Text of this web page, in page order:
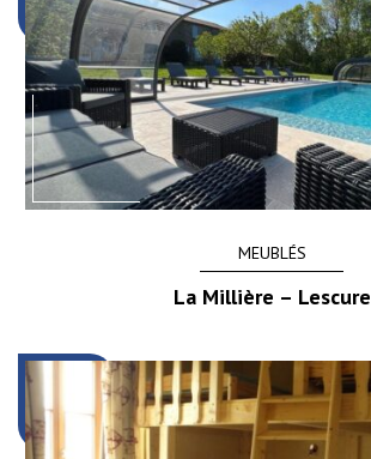
MEUBLÉS
La Millière – Lescure